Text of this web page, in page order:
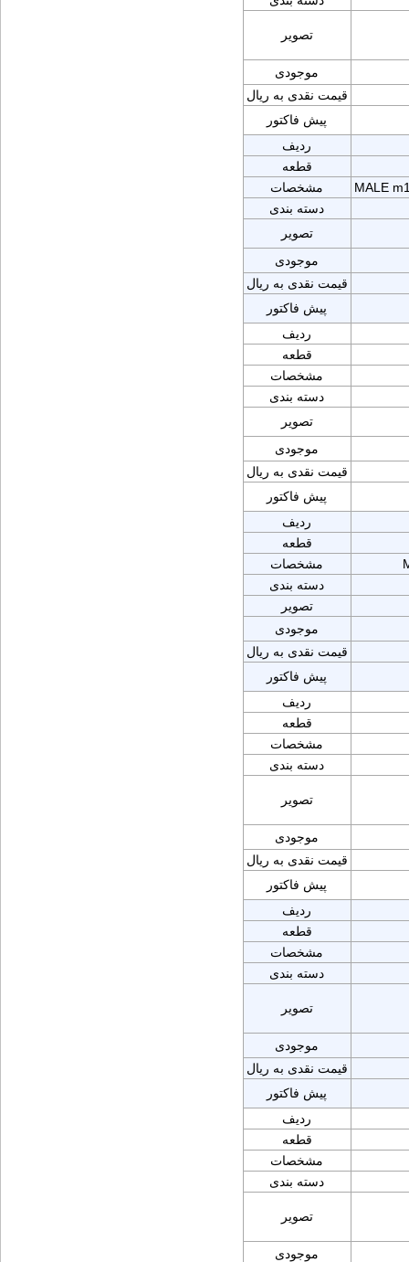
تصویر
موجودی
قیمت نقدی به ریال
پیش فاکتور
ردیف
قطعه
مشخصات
MALE
دسته بندی
تصویر
موجودی
قیمت نقدی به ریال
پیش فاکتور
ردیف
قطعه
مشخصات
دسته بندی
تصویر
موجودی
قیمت نقدی به ریال
پیش فاکتور
ردیف
قطعه
مشخصات
دسته بندی
تصویر
موجودی
قیمت نقدی به ریال
پیش فاکتور
ردیف
قطعه
مشخصات
دسته بندی
تصویر
موجودی
قیمت نقدی به ریال
پیش فاکتور
ردیف
قطعه
مشخصات
دسته بندی
تصویر
موجودی
قیمت نقدی به ریال
پیش فاکتور
ردیف
قطعه
مشخصات
دسته بندی
تصویر
موجودی